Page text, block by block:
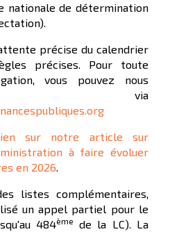
nationale de détermination
précise du calendrier
précises. Pour toute
vous pouvez nous
via
sur notre article sur
à faire évoluer
en 2026.
listes complémentaires,
un appel partiel pour le
484ème
de la LC). La